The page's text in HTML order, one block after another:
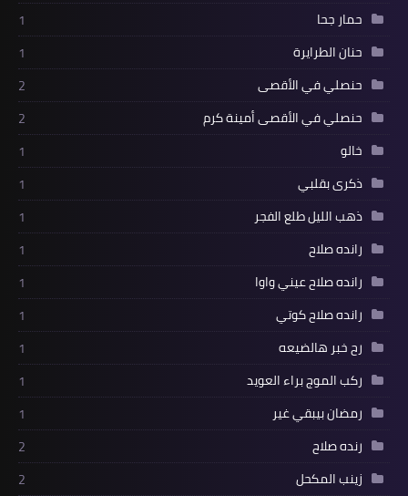
حمار جحا
1
حنان الطرايرة
1
حنصلي في الأقصى
2
حنصلي في الأقصى أمينة كرم
2
خالو
1
ذكرى بقلبي
1
ذهب الليل طلع الفجر
1
رانده صلاح
1
رانده صلاح عيني واوا
1
رانده صلاح كوتي
1
رح خبر هالضيعه
1
ركب الموج براء العويد
1
رمضان بيبقي غير
1
رنده صلاح
2
زينب المكحل
2